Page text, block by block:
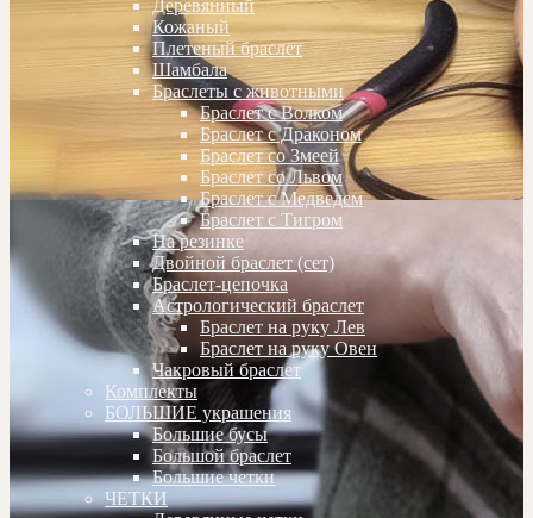
Деревянный
Кожаный
Плетеный браслет
Шамбала
Браслеты с животными
Браслет с Волком
Браслет с Драконом
Браслет со Змеей
Браслет со Львом
Браслет с Медведем
Браслет с Тигром
На резинке
Двойной браслет (сет)
Браслет-цепочка
Астрологический браслет
Браслет на руку Лев
Браслет на руку Овен
Чакровый браслет
Комплекты
БОЛЬШИЕ украшения
Большие бусы
Большой браслет
Большие четки
ЧЕТКИ